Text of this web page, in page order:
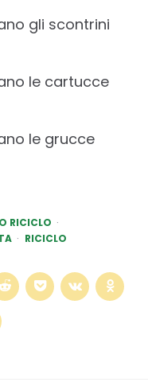
gli scontrini
le cartucce
le grucce
RICICLO
RICICLO